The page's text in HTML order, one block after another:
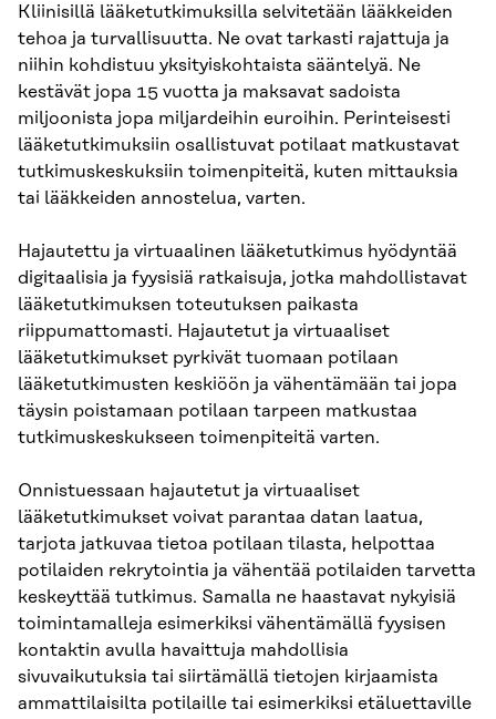
Kliinisillä lääketutkimuksilla selvitetään lääkkeiden
tehoa ja turvallisuutta. Ne ovat tarkasti rajattuja ja
niihin kohdistuu yksityiskohtaista sääntelyä. Ne
kestävät jopa 15 vuotta ja maksavat sadoista
miljoonista jopa miljardeihin euroihin. Perinteisesti
lääketutkimuksiin osallistuvat potilaat matkustavat
tutkimuskeskuksiin toimenpiteitä, kuten mittauksia
tai lääkkeiden annostelua, varten.
Hajautettu ja virtuaalinen lääketutkimus hyödyntää
digitaalisia ja fyysisiä ratkaisuja, jotka mahdollistavat
lääketutkimuksen toteutuksen paikasta
riippumattomasti. Hajautetut ja virtuaaliset
lääketutkimukset pyrkivät tuomaan potilaan
lääketutkimusten keskiöön ja vähentämään tai jopa
täysin poistamaan potilaan tarpeen matkustaa
tutkimuskeskukseen toimenpiteitä varten.
Onnistuessaan hajautetut ja virtuaaliset
lääketutkimukset voivat parantaa datan laatua,
tarjota jatkuvaa tietoa potilaan tilasta, helpottaa
potilaiden rekrytointia ja vähentää potilaiden tarvetta
keskeyttää tutkimus. Samalla ne haastavat nykyisiä
toimintamalleja esimerkiksi vähentämällä fyysisen
kontaktin avulla havaittuja mahdollisia
sivuvaikutuksia tai siirtämällä tietojen kirjaamista
ammattilaisilta potilaille tai esimerkiksi etäluettaville